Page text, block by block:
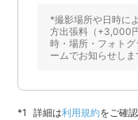
*撮影場所や日時に
方出張料（+3,000
時・場所・フォト
ームでお知らせしま
詳細は利用規約をご確